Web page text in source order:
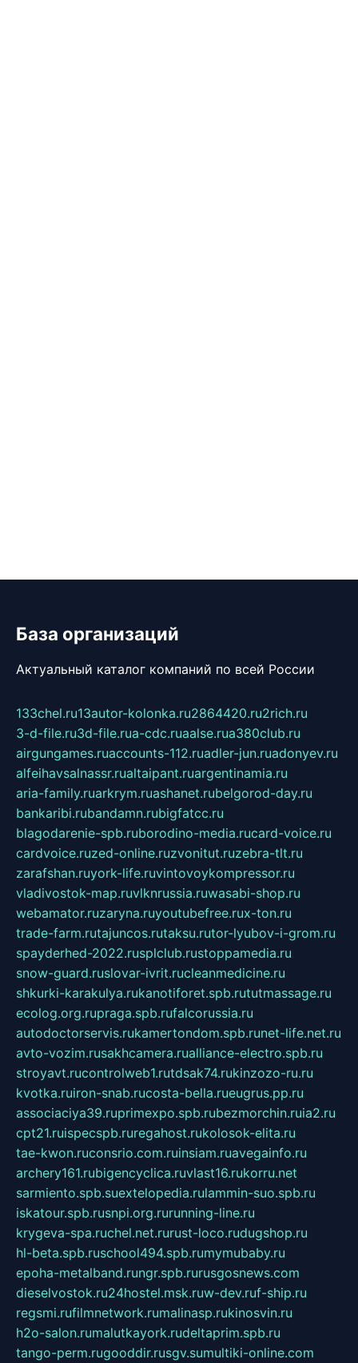
База организаций
Актуальный каталог компаний по всей России
133chel.ru13autor-kolonka.ru2864420.ru2rich.ru
3-d-file.ru3d-file.rua-cdc.ruaalse.rua380club.ru
airgungames.ruaccounts-112.ruadler-jun.ruadonyev.ru
alfeihavsalnassr.rualtaipant.ruargentinamia.ru
aria-family.ruarkrym.ruashanet.rubelgorod-day.ru
bankaribi.rubandamn.rubigfatcc.ru
blagodarenie-spb.ruborodino-media.rucard-voice.ru
cardvoice.ruzed-online.ruzvonitut.ruzebra-tlt.ru
zarafshan.ruyork-life.ruvintovoykompressor.ru
vladivostok-map.ruvlknrussia.ruwasabi-shop.ru
webamator.ruzaryna.ruyoutubefree.rux-ton.ru
trade-farm.rutajuncos.rutaksu.rutor-lyubov-i-grom.ru
spayderhed-2022.rusplclub.rustoppamedia.ru
snow-guard.ruslovar-ivrit.rucleanmedicine.ru
shkurki-karakulya.rukanotiforet.spb.rututmassage.ru
ecolog.org.rupraga.spb.rufalcorussia.ru
autodoctorservis.rukamertondom.spb.runet-life.net.ru
avto-vozim.rusakhcamera.rualliance-electro.spb.ru
stroyavt.rucontrolweb1.rutdsak74.rukinzozo-ru.ru
kvotka.ruiron-snab.rucosta-bella.rueugrus.pp.ru
associaciya39.ruprimexpo.spb.rubezmorchin.ruia2.ru
cpt21.ruispecspb.ruregahost.rukolosok-elita.ru
tae-kwon.ruconsrio.com.ruinsiam.ruavegainfo.ru
archery161.rubigencyclica.ruvlast16.rukorru.net
sarmiento.spb.suextelopedia.rulammin-suo.spb.ru
iskatour.spb.rusnpi.org.rurunning-line.ru
krygeva-spa.ruchel.net.rurust-loco.rudugshop.ru
hl-beta.spb.ruschool494.spb.rumymubaby.ru
epoha-metalband.rungr.spb.rurusgosnews.com
dieselvostok.ru24hostel.msk.ruw-dev.ruf-ship.ru
regsmi.rufilmnetwork.rumalinasp.rukinosvin.ru
h2o-salon.rumalutkayork.rudeltaprim.spb.ru
tango-perm.rugooddir.rusgv.sumultiki-online.com